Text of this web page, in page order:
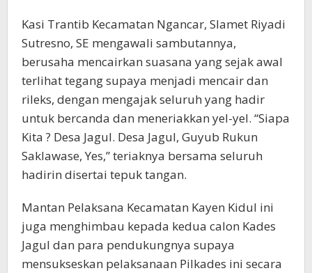
Kasi Trantib Kecamatan Ngancar, Slamet Riyadi
Sutresno, SE mengawali sambutannya,
berusaha mencairkan suasana yang sejak awal
terlihat tegang supaya menjadi mencair dan
rileks, dengan mengajak seluruh yang hadir
untuk bercanda dan meneriakkan yel-yel. “Siapa
Kita ? Desa Jagul. Desa Jagul, Guyub Rukun
Saklawase, Yes,” teriaknya bersama seluruh
hadirin disertai tepuk tangan.
Mantan Pelaksana Kecamatan Kayen Kidul ini
juga menghimbau kepada kedua calon Kades
Jagul dan para pendukungnya supaya
mensukseskan pelaksanaan Pilkades ini secara